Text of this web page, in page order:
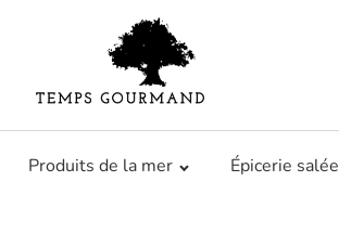
Produits de la mer Épicerie salée